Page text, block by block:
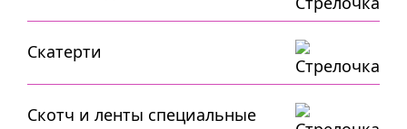
Скатерти
Скотч и ленты специальные